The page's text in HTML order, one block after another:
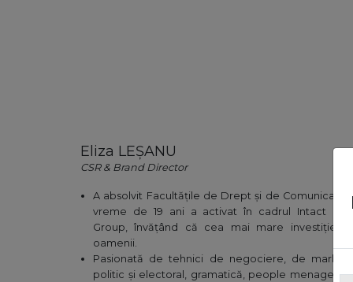
Eliza LEȘANU
CSR & Brand Director
A absolvit Facultățile de Drept și de Comunicare,
vreme de 19 ani a activat în cadrul Intact
Group, învățând că cea mai mare investiție
oamenii.
Pasionată de tehnici de negociere, de
politic și electoral, gramatică, people